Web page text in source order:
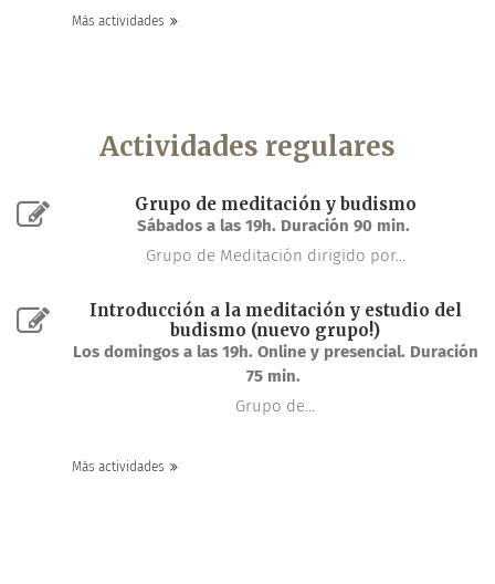
Más actividades
Actividades regulares
Grupo de meditación y budismo
Sábados a las 19h. Duración 90 min.
Grupo de Meditación dirigido por...
Introducción a la meditación y estudio del
budismo (nuevo grupo!)
Los domingos a las 19h. Online y presencial. Duración
75 min.
Grupo de...
Más actividades